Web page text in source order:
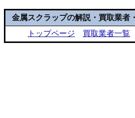
金属スクラップの解説・買取業者
トップページ
買取業者一覧